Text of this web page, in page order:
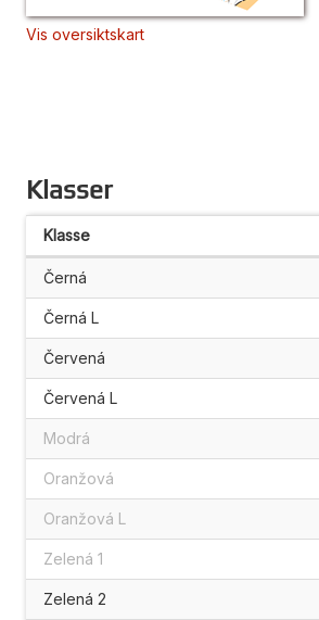
Vis oversiktskart
Klasser
Klasse
Černá
Černá L
Červená
Červená L
Modrá
Oranžová
Oranžová L
Zelená 1
Zelená 2